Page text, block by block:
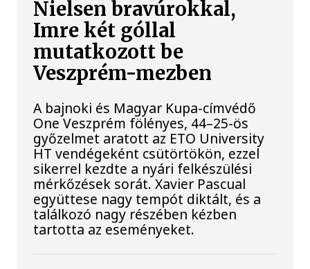
Nielsen bravúrokkal,
Imre két góllal
mutatkozott be
Veszprém-mezben
A bajnoki és Magyar Kupa-címvédő
One Veszprém fölényes, 44–25-ös
győzelmet aratott az ETO University
HT vendégeként csütörtökön, ezzel
sikerrel kezdte a nyári felkészülési
mérkőzések sorát. Xavier Pascual
együttese nagy tempót diktált, és a
találkozó nagy részében kézben
tartotta az eseményeket.